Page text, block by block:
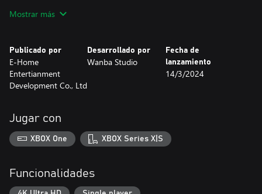
El juego presenta muchos elementos y ventajas únicos que el
Oleadas de enemigos:
Diferentes enemigos aparecen en diferentes etapas con gran
caca de truenos.
Experiencia AAA:
crear un juego que rivalizara con otros juegos triple A; así que
Mostrar más
Publicado por
E-Home
Entertianment
Development Co., Ltd
Desarrollado por
Wanba Studio
Fecha de
lanzamiento
14/3/2024
Jugar con
XBOX One XBOX Series X|S
Funcionalidades